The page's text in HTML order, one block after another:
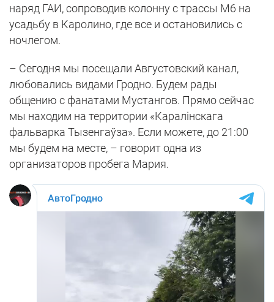
наряд ГАИ, сопроводив колонну с трассы М6 на
усадьбу в Каролино, где все и остановились с
ночлегом.
– Сегодня мы посещали Августовский канал,
любовались видами Гродно. Будем рады
общению с фанатами Мустангов. Прямо сейчас
мы находим на территории «Каралiнскага
фальварка Тызенгаўза». Если можете, до 21:00
мы будем на месте, – говорит одна из
организаторов пробега Мария.